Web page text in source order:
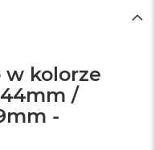
w kolorze
/
-